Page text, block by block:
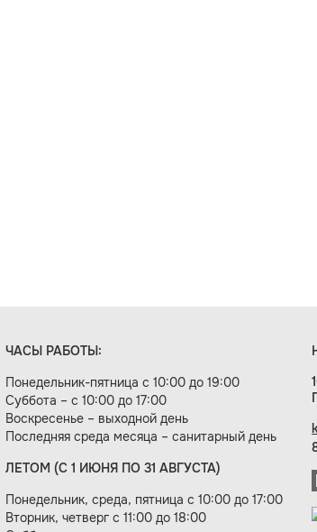
ЧАСЫ РАБОТЫ:
Понедельник-пятница с 10:00 до 19:00
Суббота – с 10:00 до 17:00
Воскресенье – выходной день
Последняя среда месяца – санитарный день
ЛЕТОМ (С 1 ИЮНЯ ПО 31 АВГУСТА)
Понедельник, среда, пятница с 10:00 до 17:00
Вторник, четверг с 11:00 до 18:00
студия «Цифровой век»